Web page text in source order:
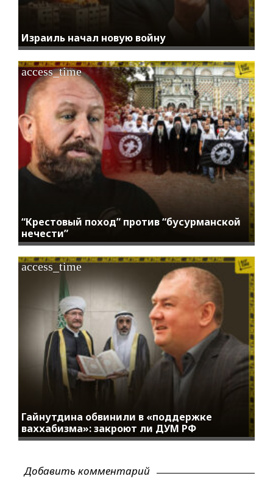
Израиль начал новую войну
“Крестовый поход” против “бусурманской
нечести”
access_time
Гайнутдина обвинили в «поддержке
ваххабизма»: закроют ли ДУМ РФ
access_time
Добавить комментарий